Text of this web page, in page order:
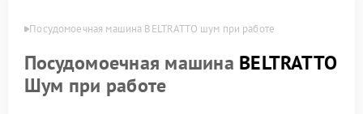
Посудомоечная машина BELTRATTO шум при работе
Посудомоечная машина BELTRATTO
Шум при работе